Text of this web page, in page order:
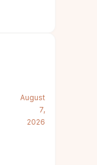
August
7,
2026